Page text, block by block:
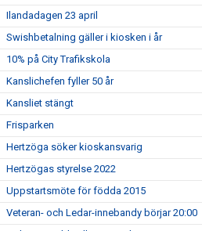
Ilandadagen 23 april
Swishbetalning gäller i kiosken i år
10% på City Trafikskola
Kanslichefen fyller 50 år
Kansliet stängt
Frisparken
Hertzöga söker kioskansvarig
Hertzögas styrelse 2022
Uppstartsmöte för födda 2015
Veteran- och Ledar-innebandy börjar 20:00